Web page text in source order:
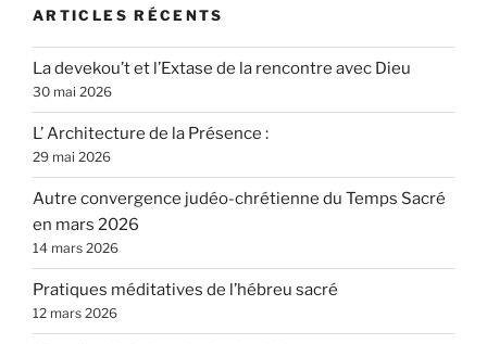
ARTICLES RÉCENTS
La devekou’t et l’Extase de la rencontre avec Dieu
30 mai 2026
L’ Architecture de la Présence :
29 mai 2026
Autre convergence judéo-chrétienne du Temps Sacré
en mars 2026
14 mars 2026
Pratiques méditatives de l’hébreu sacré
12 mars 2026